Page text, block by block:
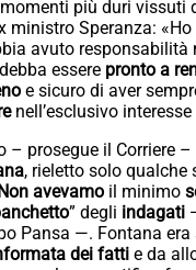
più duri vissuti
ministro Speranza:
avuto responsabilità
essere pronto a
e sicuro di aver
nell’esclusivo interesse
– prosegue il Corriere –
, rieletto solo qualche
avevamo il minimo
” degli indagati
Pansa —. Fontana
dei fatti e da